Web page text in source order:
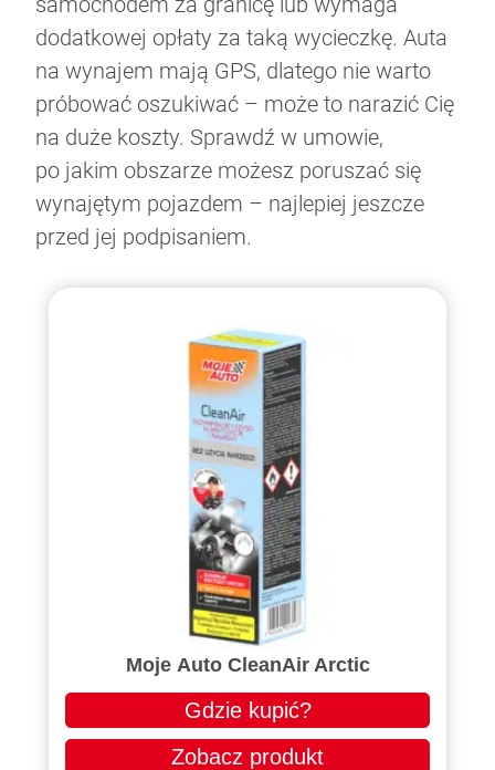
dodatkowej opłaty za taką wycieczkę. Auta
na wynajem mają GPS, dlatego nie warto
próbować oszukiwać – może to narazić Cię
na duże koszty. Sprawdź w umowie,
po jakim obszarze możesz poruszać się
wynajętym pojazdem – najlepiej jeszcze
przed jej podpisaniem.
Moje Auto CleanAir Arctic
Gdzie kupić?
Zobacz produkt